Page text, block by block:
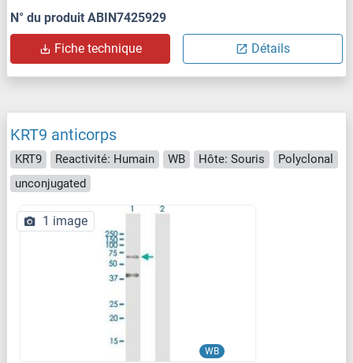
N° du produit ABIN7425929
Fiche technique Détails
KRT9 anticorps
KRT9 Reactivité: Humain WB Hôte: Souris
Polyclonal
unconjugated
WB
1 image